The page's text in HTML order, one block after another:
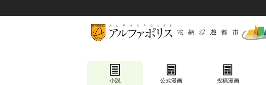
小説 公式漫画 投稿漫画